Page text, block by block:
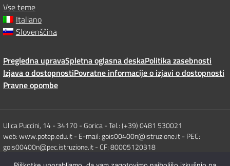
Vse teme
Italiano
Slovenščina
Pregledna upravaSpletna oglasna deskaPolitika zasebnosti
Izjava o dostopnostiPovratne informacije o izjavi o dostopnosti
Pravne opombe
Ulica Puccini, 14 - 34170 - Gorica - Tel.: (+39) 0481 530021
web: www.potep.edu.it - E-mail: gois00400n@istruzione.it - PEC:
gois00400n@pec.istruzione.it - CF: 80005120318